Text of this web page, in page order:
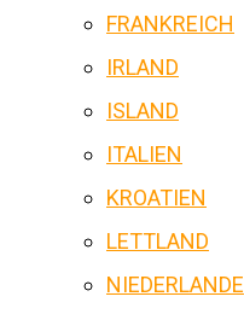
FRANKREICH
IRLAND
ISLAND
ITALIEN
KROATIEN
LETTLAND
NIEDERLANDE